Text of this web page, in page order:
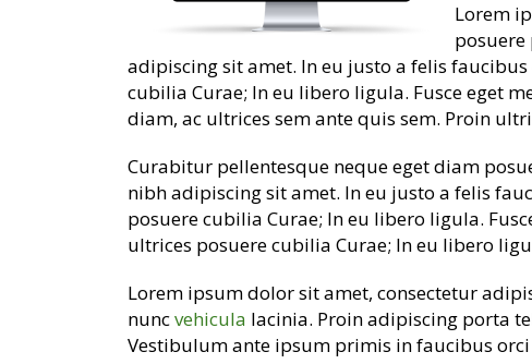
Lorem
adipiscing sit amet. In eu justo a felis
cubilia Curae; In eu libero ligula. Fusce eget
diam, ac ultrices sem ante quis sem. Proin
Curabitur pellentesque neque eget diam
nibh adipiscing sit amet. In eu justo a felis
posuere cubilia Curae; In eu libero ligula.
ultrices posuere cubilia Curae; In eu libero
Lorem ipsum dolor sit amet, consectetur
nuncvehicula lacinia. Proin adipiscing porta
Vestibulum ante ipsum primis in faucibus